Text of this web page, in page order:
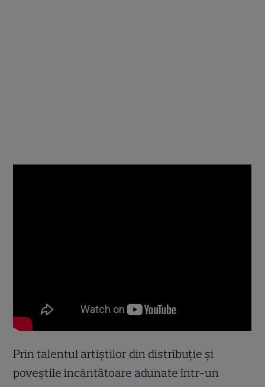
Prin talentul artiștilor din distribuție și
poveștile încântătoare adunate într-un